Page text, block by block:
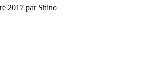
2017 par Shino